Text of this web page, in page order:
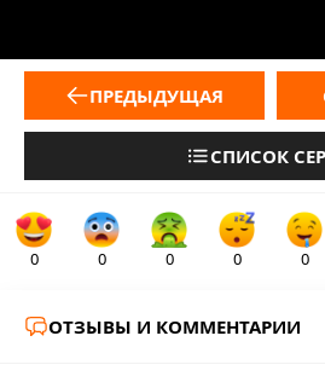
ПРЕДЫДУЩАЯ
СПИСОК
0 0 0 0 0
ОТЗЫВЫ И КОММЕНТАРИИ